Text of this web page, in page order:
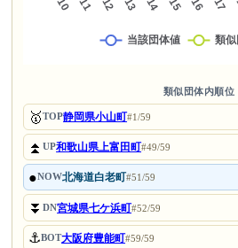
類似団体内順位
🥇TOP静岡県小山町#1/59
⏫UP和歌山県上富田町#49/59
●NOW北海道白老町#51/59
⏬DN宮城県七ケ浜町#52/59
⚓BOT大阪府豊能町#59/59